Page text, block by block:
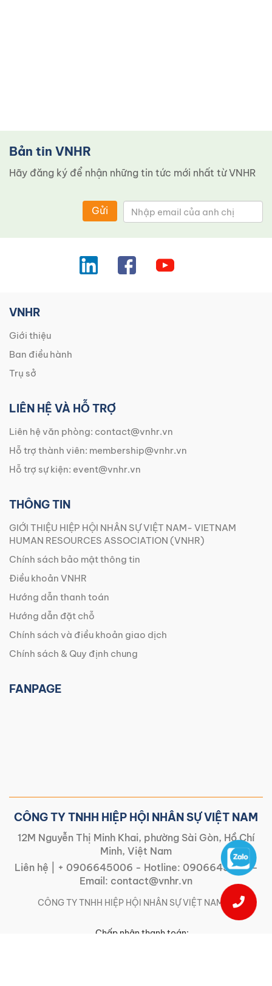
Bản tin VNHR
Hãy đăng ký để nhận những tin tức mới nhất từ ​​VNHR
Gửi
VNHR
Giới thiệu
Ban điều hành
Trụ sở
LIÊN HỆ VÀ HỖ TRỢ
Liên hệ văn phòng: contact@vnhr.vn
Hỗ trợ thành viên: membership@vnhr.vn
Hỗ trợ sự kiện: event@vnhr.vn
THÔNG TIN
GIỚI THIỆU HIỆP HỘI NHÂN SỰ VIỆT NAM- VIETNAM
HUMAN RESOURCES ASSOCIATION (VNHR)
Chính sách bảo mật thông tin
Điều khoản VNHR
Hướng dẫn thanh toán
Hướng dẫn đặt chỗ
Chính sách và điều khoản giao dịch
Chính sách & Quy định chung
FANPAGE
CÔNG TY TNHH HIỆP HỘI NHÂN SỰ VIỆT NAM
12M Nguyễn Thị Minh Khai, phường Sài Gòn, Hồ Chí
Minh, Việt Nam
Liên hệ |
+ 0906645006 - Hotline: 0906645006-
Email: contact@vnhr.vn
CÔNG TY TNHH HIỆP HỘI NHÂN SỰ VIỆT NAM | |
Chấp nhận thanh toán: